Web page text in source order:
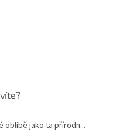
oblibě jako ta přírodn...